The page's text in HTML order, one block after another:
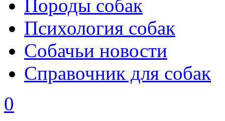
Породы собак
Психология собак
Собачьи новости
Справочник для собак
0